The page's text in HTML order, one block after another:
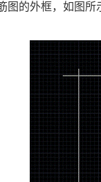
图的外框，如图所